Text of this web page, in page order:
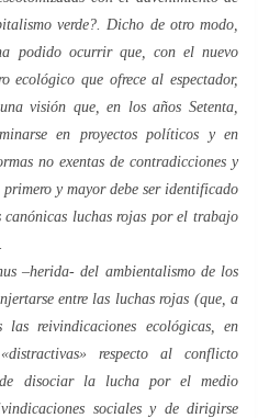
verde?. Dicho de otro modo,
podido ocurrir que, con el nuevo
ecológico que ofrece al espectador,
visión que, en los años Setenta
en proyectos políticos y en
no exentas de contradicciones y
y mayor debe ser identificado
canónicas luchasrojas por el trabajo
–herida- del ambientalismo de los
entre las luchasrojas (que, a
reivindicaciones ecológicas, en
respecto al conflicto
disociar la lucha por el medio
sociales y de dirigirse